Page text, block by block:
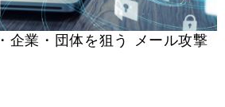
企業・団体を狙う メール攻撃